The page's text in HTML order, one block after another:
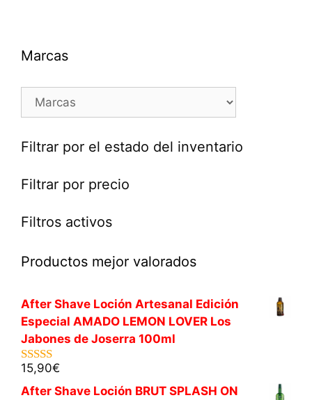
Marcas
Filtrar por el estado del inventario
Filtrar por precio
Filtros activos
Productos mejor valorados
After Shave Loción Artesanal Edición
Especial AMADO LEMON LOVER Los
Jabones de Joserra 100ml
5.00de 5
15,90€
After Shave Loción BRUT SPLASH ON